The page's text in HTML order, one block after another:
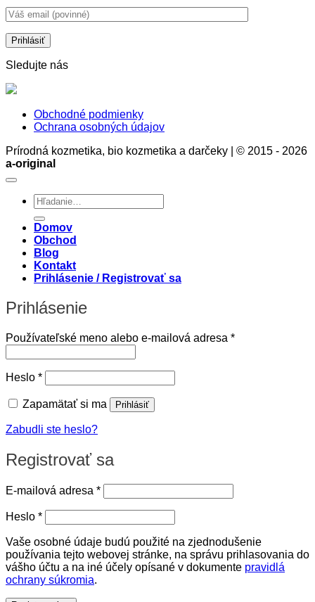
Sledujte nás
Obchodné podmienky
Ochrana osobných údajov
Prírodná kozmetika, bio kozmetika a darčeky | © 2015 - 2026
a-original
Hľadať:
Domov
Obchod
Blog
Kontakt
Prihlásenie / Registrovať sa
Prihlásenie
Používateľské meno alebo e-mailová adresa *Povinné
Heslo *Povinné
Zapamätať si ma Prihlásiť
Zabudli ste heslo?
Registrovať sa
E-mailová adresa *Povinné
Heslo *Povinné
Vaše osobné údaje budú použité na zjednodušenie
používania tejto webovej stránke, na správu prihlasovania do
vášho účtu a na iné účely opísané v dokumente pravidlá
ochrany súkromia.